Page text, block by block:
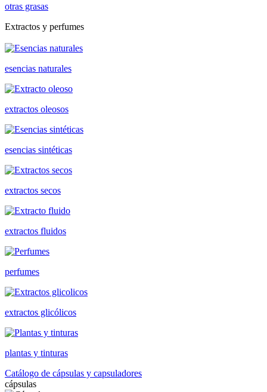
otras grasas
Extractos y perfumes
esencias naturales
extractos oleosos
esencias sintéticas
extractos secos
extractos fluidos
perfumes
extractos glicólicos
plantas y tinturas
Catálogo de cápsulas y capsuladores
cápsulas